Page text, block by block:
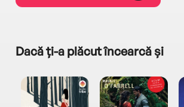
Dacă ți-a plăcut încearcă și